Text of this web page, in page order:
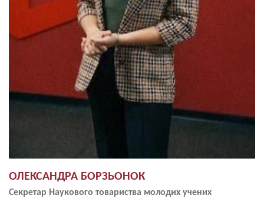
ОЛЕКСАНДРА БОРЗЬОНОК
Секретар Наукового товариства молодих учених